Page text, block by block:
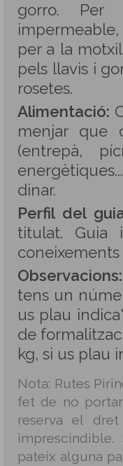
gorro. Per
per a la
pels llavis i
rosetes.
Alimentació:
menjar que
(entrepà,
dinar.
Perfil del
titulat. Guia
Observacions:
tens un
us plau
de
kg, si us plau
Nota: Rutes
fet de no
reserva el
pateix alguna